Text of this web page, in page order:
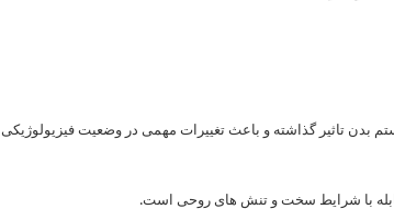
تاثیر گذاشته و باعث تغییرات مهمی در وضعیت فیزیولوژیکی
با شرایط سخت و تنش های روحی است.